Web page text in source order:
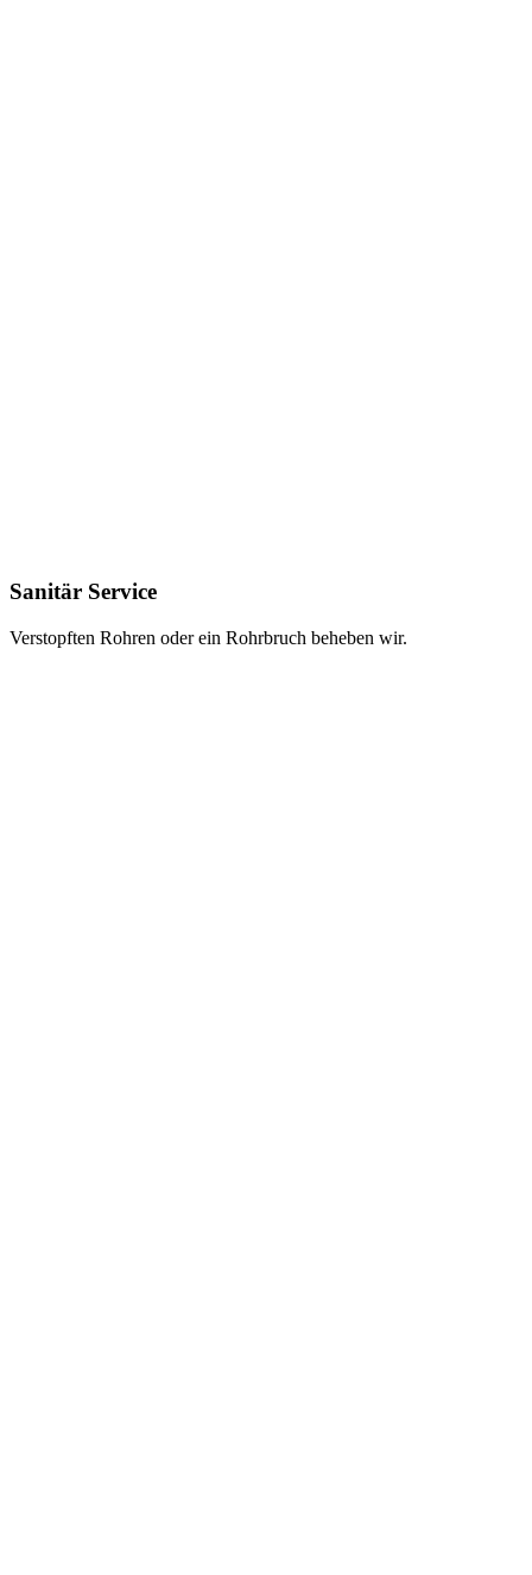
Sanitär Service
Verstopften Rohren oder ein Rohrbruch beheben wir.